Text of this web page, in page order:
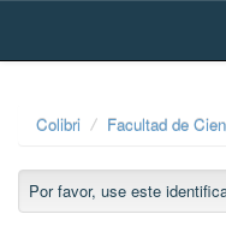
Skip
Colibri Facultad de
Por favor, use este